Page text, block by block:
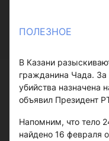
ПОЛЕЗНОЕ
В Казани
гражданина Чада. За
убийства назначена
объявил Президент
Напомним, что тело
найдено 16 февраля